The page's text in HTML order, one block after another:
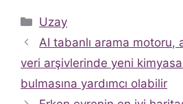
Kategoriler
Uzay
AI tabanlı arama motoru,
veri arşivlerinde yeni
bulmasına yardımcı olabilir